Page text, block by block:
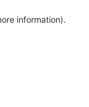
information).